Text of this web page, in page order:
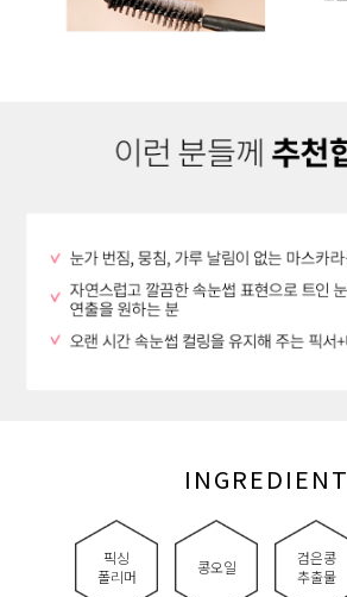
INGREDIENT
픽싱
폴리머
콩오일
검은콩
추출물